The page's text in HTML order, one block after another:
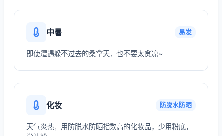
中暑 易发
即使遭遇躲不过去的桑拿天，也不要太贪凉~
化妆 防脱水防晒
天气炎热，用防脱水防晒指数高的化妆品，少用粉底，